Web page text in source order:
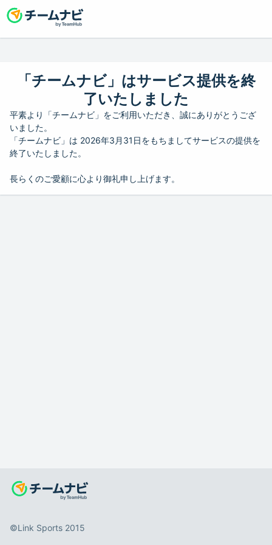
「チームナビ」はサービス提供を終
了いたしました
平素より「チームナビ」をご利用いただき、誠にありがとうござ
いました。
「チームナビ」は 2026年3月31日をもちましてサービスの提供を
終了いたしました。
長らくのご愛顧に心より御礼申し上げます。
©️Link Sports 2015